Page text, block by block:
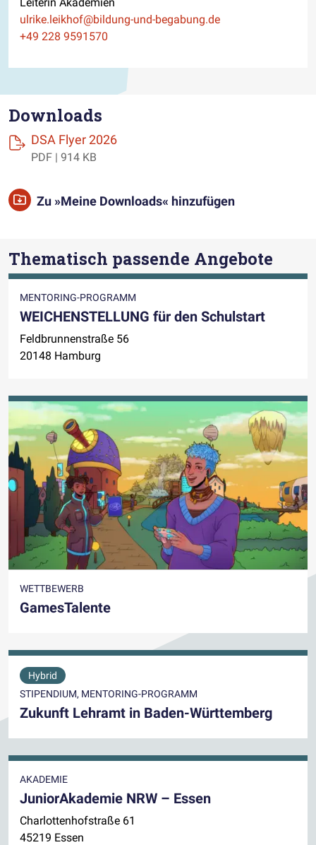
Leiterin Akademien
E-Mail
ulrike.leikhof@bildung-und-begabung.de
Telefon
+49 228 9591570
Downloads
DSA Flyer 2026(öffnet einen neuen Tab)
PDF | 914 KB
Zu »Meine Downloads« hinzufügen
Thematisch passende Angebote
MENTORING-PROGRAMM
WEICHENSTELLUNG für den Schulstart
Feldbrunnenstraße 56
20148 Hamburg
WETTBEWERB
GamesTalente
Hybrid
STIPENDIUM, MENTORING-PROGRAMM
Zukunft Lehramt in Baden-Württemberg
AKADEMIE
JuniorAkademie NRW – Essen
Charlottenhofstraße 61
45219 Essen